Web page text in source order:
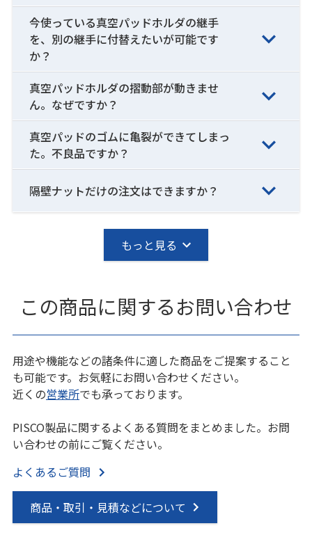
今使っている真空パッドホルダの継手
を、別の継手に付替えたいが可能です
か？
真空パッドホルダの摺動部が動きませ
ん。なぜですか？
真空パッドのゴムに亀裂ができてしまっ
た。不良品ですか？
隔壁ナットだけの注文はできますか？
もっと見る
この商品に関するお問い合わせ
用途や機能などの諸条件に適した商品をご提案すること
も可能です。お気軽にお問い合わせください。
近くの営業所でも承っております。
PISCO製品に関するよくある質問をまとめました。お問
い合わせの前にご覧ください。
よくあるご質問
商品・取引・見積などについて